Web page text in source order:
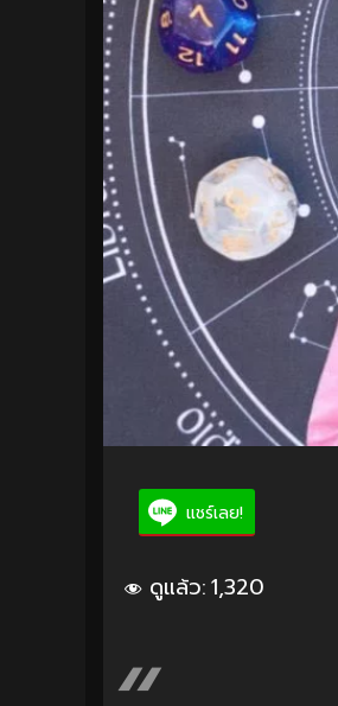
แชร์เลย!
ดูแล้ว:1,320